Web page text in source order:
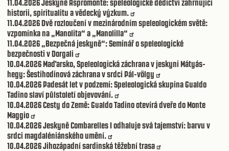
11.04.2026Jeskyně Aspromonte: speleologické dědictví zahrnující
historii, spiritualitu a vědecký výzkum.
11.04.2026Dvě rozloučení v mezinárodním speleologickém světě:
vzpomínka na „Manolita“ a „Manolilla“
11.04.2026„Bezpečná jeskyně“: Seminář o speleologické
bezpečnosti v Dorgali
10.04.2026Maďarsko, Speleologická záchrana v jeskyni Mátyás-
hegy: Šestihodinová záchrana v srdci Pál-völgy
10.04.2026Padesát let v podzemí: Speleologická skupina Gualdo
Tadino slaví půlstoletí objevování.
10.04.2026Cesty do Země: Gualdo Tadino otevírá dveře do Monte
Maggio
10.04.2026Jeskyně Combarelles I odhaluje svá tajemství: barvu v
srdci magdaléniánského umění.
10.04.2026Jihozápadní sardinská těžební trasa